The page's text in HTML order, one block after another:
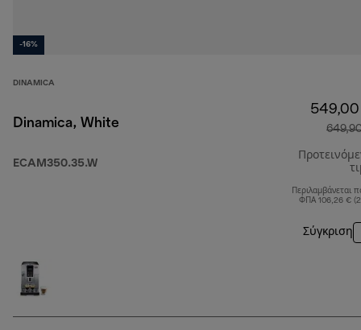
-16%
DINAMICA
Dinamica, White
ECAM350.35.W
Περιλαμβάνεται
ΦΠΑ 106,26 €
Σύγκριση